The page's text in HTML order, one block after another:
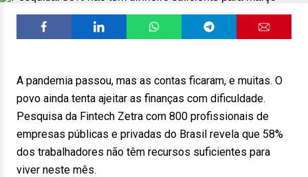
A pandemia passou, mas as contas ficaram, e muitas. O
povo ainda tenta ajeitar as finanças com dificuldade.
Pesquisa da Fintech Zetra com 800 profissionais de
empresas públicas e privadas do Brasil revela que 58%
dos trabalhadores não têm recursos suficientes para
viver neste mês.